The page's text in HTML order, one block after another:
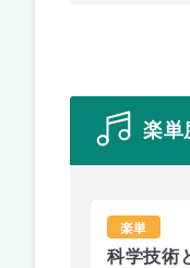
楽単
楽単
科学技術